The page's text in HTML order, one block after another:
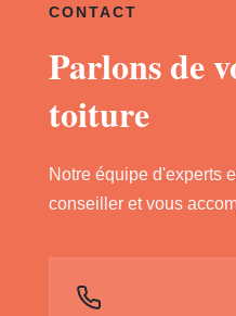
CONTACT
Parlons de
toiture
Notre équipe d'experts
conseiller et vous